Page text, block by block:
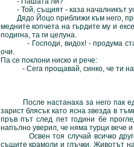
- Той, същият - каза началникът
Дядо Йоцо приближи към него,
медните копчета на гърдите му и
подигна, та ги целуна.
- Господи, видох! - продума
очи.
Па се поклони ниско и рече:
- Сега прощавай, синко, че ти
После настанаха за него пак
зарист блясък като ясна звезда в
пръв път след пет години бе
напълно уверил, че няма турци вече
Освен тоя случай всичко друго
същите крамоли и глъчки. Животът